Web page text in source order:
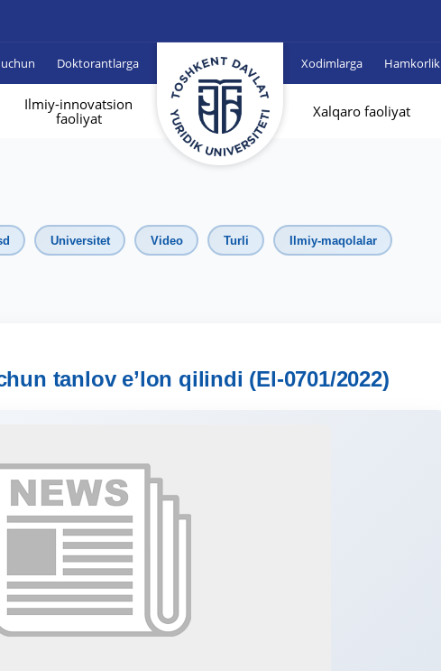
Doktorantlarga Xodimlarga Hamkorlik
Ilmiy-innovatsion
faoliyat
Xalqaro faoliyat
Universitet Video Turli Ilmiy-maqolalar
tanlov e’lon qilindi (El-0701/2022)